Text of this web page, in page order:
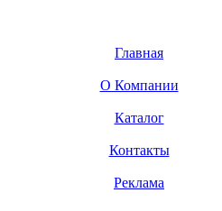
Главная
О Компании
Каталог
Контакты
Реклама